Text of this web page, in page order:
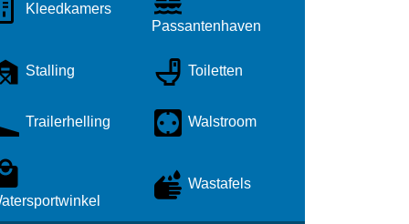
Kleedkamers
Passantenhaven
Stalling Toiletten
Trailerhelling Walstroom
Wastafels